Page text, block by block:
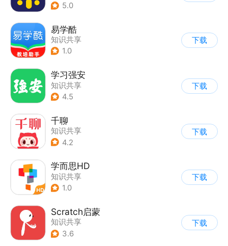
5.0
易学酷
知识共享
1.0
下载
学习强安
知识共享
4.5
下载
千聊
知识共享
4.2
下载
学而思HD
知识共享
1.0
下载
Scratch启蒙
知识共享
3.6
下载